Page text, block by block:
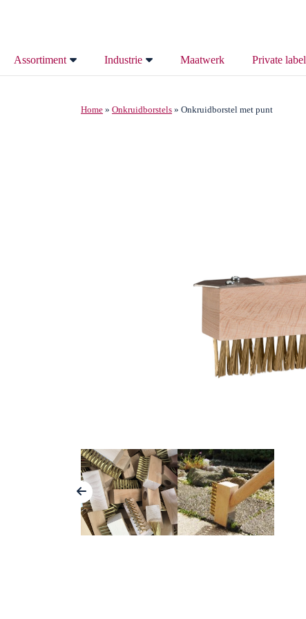
Assortiment
Bezems en zaalvegers
Onkruidborstels
Industrie
Agrarische Borstels
Farmaceutische industrie
Sportvelden
Grafische industrie
Maatwerk Private label
Home » Onkruidborstels » Onkruidborstel met punt